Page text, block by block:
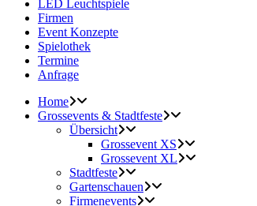
LED Leuchtspiele
Firmen
Event Konzepte
Spielothek
Termine
Anfrage
Home
Grossevents & Stadtfeste
Übersicht
Grossevent XS
Grossevent XL
Stadtfeste
Gartenschauen
Firmenevents